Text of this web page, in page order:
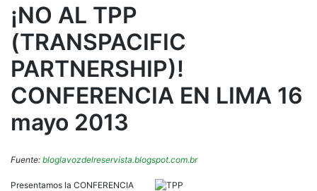
¡NO AL TPP
(TRANSPACIFIC
PARTNERSHIP)!
CONFERENCIA EN LIMA 16
mayo 2013
Fuente: bloglavozdelreservista.blogspot.com.br
Presentamos la CONFERENCIA